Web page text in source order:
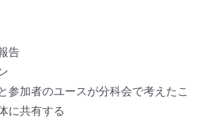
告
加者のユースが分科会で考えたこ
に共有する